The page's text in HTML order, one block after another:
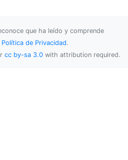
que ha leído y comprende
Política de Privacidad.
cc by-sa 3.0 with attribution required.